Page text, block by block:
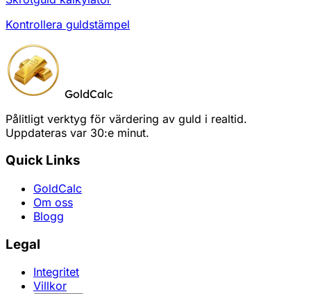
Kontrollera guldstämpel
GoldCalc
Pålitligt verktyg för värdering av guld i realtid.
Uppdateras var 30:e minut.
Quick Links
GoldCalc
Om oss
Blogg
Legal
Integritet
Villkor